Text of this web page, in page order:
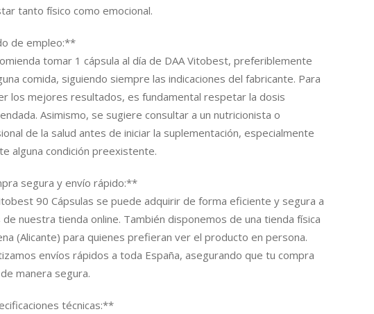
tanto físico como emocional.
de empleo:**
tomar 1 cápsula al día de DAA Vitobest, preferiblemente
comida, siguiendo siempre las indicaciones del fabricante. Para
los mejores resultados, es fundamental respetar la dosis
Asimismo, se sugiere consultar a un nutricionista o
de la salud antes de iniciar la suplementación, especialmente
alguna condición preexistente.
segura y envío rápido:**
90 Cápsulas se puede adquirir de forma eficiente y segura a
nuestra tienda online. También disponemos de una tienda física
(Alicante) para quienes prefieran ver el producto en persona.
envíos rápidos a toda España, asegurando que tu compra
manera segura.
técnicas:**